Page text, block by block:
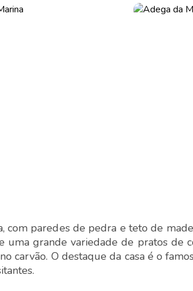
com paredes de pedra e teto de
grande variedade de pratos de
carvão. O destaque da casa é o